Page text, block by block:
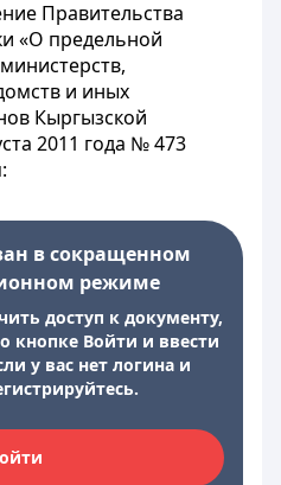
Правительства
«О предельной
и иных
Кыргызской
2011 года № 473
в сокращенном
режиме
доступ к документу,
кнопке Войти и ввести
у вас нет логина и